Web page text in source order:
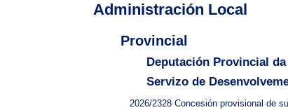
Administración Local
Provincial
Deputación Provincial
Servizo de
2026/2328 Concesión provisional de